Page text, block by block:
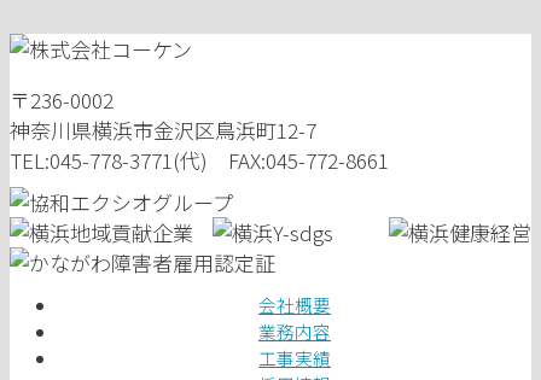
〒236-0002
神奈川県横浜市金沢区鳥浜町12-7
TEL:045-778-3771(代) FAX:045-772-8661
会社概要
業務内容
工事実績